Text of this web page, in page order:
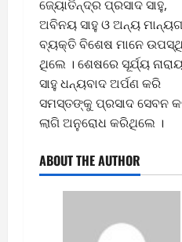
ଜ୍ୟୋତିନ୍ଦ୍ର ପ୍ରସାଦ ସାହୁ,
ଅବିନୟ ସାହୁ ଓ ଅନ୍ୟ
ବ୍ୟକ୍ତି ବିଶେଷ ମାନେ
ଥିଲେ । ଶେଷରେ ସୂର୍ଯ୍ୟ
ସାହୁ ଧନ୍ୟବାଦ ଅର୍ପଣ କରି
ସମସ୍ତଙ୍କୁ ପ୍ରସାଦ ସେବନ
ଲାଗି ଅନୁରୋଧ କରିଥିଲେ ।
ABOUT THE AUTHOR